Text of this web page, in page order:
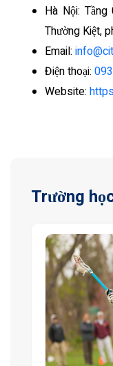
Hà Nội:
Thường Kiệt,
Email:
Điện thoại:
Website:
Trường